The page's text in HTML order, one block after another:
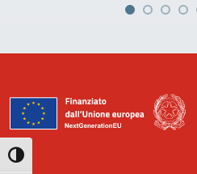
Attiva/disattiva alto contrasto